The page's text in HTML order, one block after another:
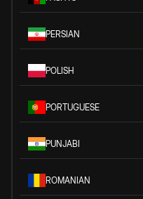
PERSIAN
POLISH
PORTUGUESE
PUNJABI
ROMANIAN